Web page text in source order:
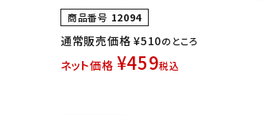
辛味調味料・塩
商品番号 12094
通常販売価格 ¥510のところ
ネット価格 ¥459税込